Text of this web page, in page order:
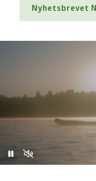
Nyhetsbrevet